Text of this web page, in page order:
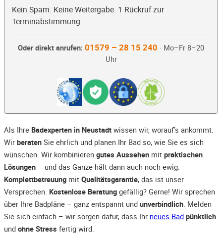
Kein Spam. Keine Weitergabe. 1 Rückruf zur
Terminabstimmung.
Oder direkt anrufen: 01579 – 28 15 240 · Mo–Fr 8–20
Uhr
Als Ihre Badexperten in Neustadt wissen wir, worauf’s ankommt.
Wir beraten Sie ehrlich und planen Ihr Bad so, wie Sie es sich
wünschen. Wir kombinieren gutes Aussehen mit praktischen
Lösungen – und das Ganze hält dann auch noch ewig.
Komplettbetreuung mit Qualitätsgarantie, das ist unser
Versprechen. Kostenlose Beratung gefällig? Gerne! Wir sprechen
über Ihre Badpläne – ganz entspannt und unverbindlich. Melden
Sie sich einfach – wir sorgen dafür, dass Ihr neues Bad pünktlich
und ohne Stress fertig wird.